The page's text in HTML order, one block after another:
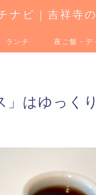
ナビ｜吉祥寺
ランチ 夜ご飯・デ
はゆっく